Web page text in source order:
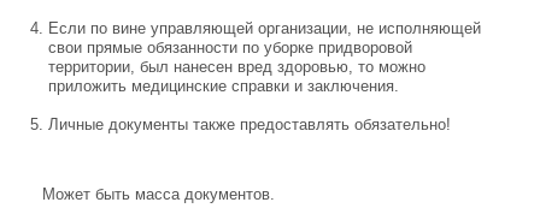
Если по вине управляющей организации, не исполняющей
свои прямые обязанности по уборке придворовой
территории, был нанесен вред здоровью, то можно
приложить медицинские справки и заключения.
Личные документы также предоставлять обязательно!
Может быть масса документов.